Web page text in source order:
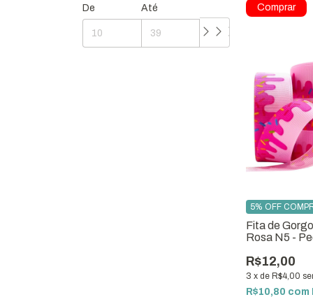
De Até
Fita de
Rosa N5 -
R$12,00
3 xde R$4,00
5% OFF
R$10,80 com